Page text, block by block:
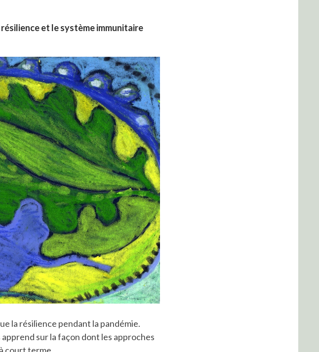
et le système immunitaire
la résilience pendant la pandémie.
sur la façon dont les approches